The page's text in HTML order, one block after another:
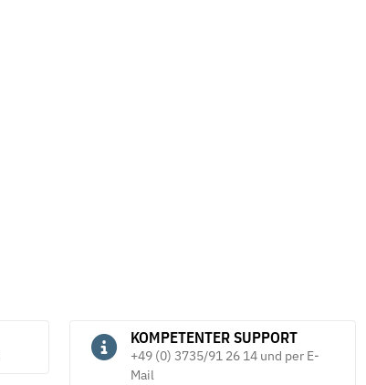
KOMPETENTER SUPPORT
+49 (0) 3735/91 26 14 und per E-
Mail